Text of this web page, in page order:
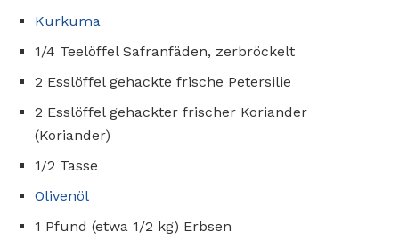
Kurkuma
1/4 Teelöffel Safranfäden, zerbröckelt
2 Esslöffel gehackte frische Petersilie
2 Esslöffel gehackter frischer Koriander
(Koriander)
1/2 Tasse
Olivenöl
1 Pfund (etwa 1/2 kg) Erbsen